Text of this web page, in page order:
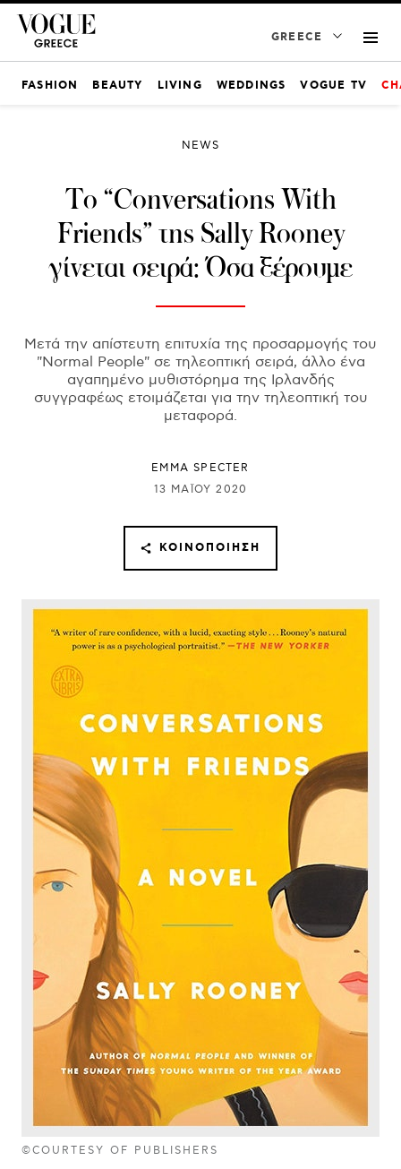
GREECE
FASHION BEAUTY LIVING WEDDINGS VOGUE TV
©COURTESY OF PUBLISHERS
NEWS
Το “Conversations With
Friends” της Sally Rooney
γίνεται σειρά: Όσα ξέρουμε
Μετά την απίστευτη επιτυχία της προσαρμογής του
"Normal People" σε τηλεοπτική σειρά, άλλο ένα
αγαπημένο μυθιστόρημα της Ιρλανδής
συγγραφέως ετοιμάζεται για την τηλεοπτική του
μεταφορά.
EMMA SPECTER
13 ΜΑΪ́ΟΥ 2020
ΚΟΙΝΟΠΟΊΗΣΗ